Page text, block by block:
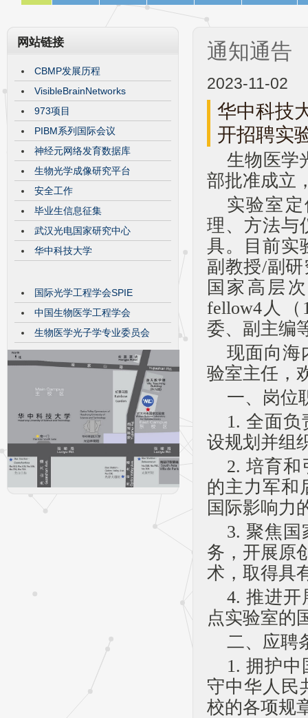
网站链接
CBMP发展历程
VisibleBrainNetworks
973项目
PIBM系列国际会议
神经元网络发育数据库
生物光学成像研究平台
安全工作
毕业生信息征集
武汉光电国家研究中心
华中科技大学
国际光学工程学会SPIE
中国生物医学工程学会
生物医学光子学专业委员会
通知通告
2023-11-02
华中科技
开招聘实
生物医学
部批准成立
实验室
理、方法与
具。目前实
副教授/副
国家高层
fellow4人
委、副主编
现面向海
验室主任，
一、岗位
1. 全面
设规划并组
2. 培育
的主力军和
国际影响力
3. 聚焦
务，开展原
术，取得具
4. 推进开
点实验室的
二、应聘
1. 拥护
守中华人民
校的各项规